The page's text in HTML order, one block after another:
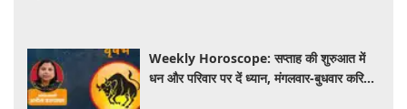
Weekly Horoscope: सप्ताह की शुरुआत में
धन और परिवार पर दें ध्यान, मंगलवार-बुधवार करियर